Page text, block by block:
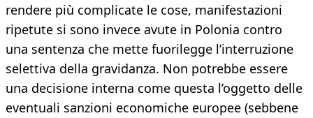
rendere più complicate le cose, manifestazioni
ripetute si sono invece avute in Polonia contro
una sentenza che mette fuorilegge l’interruzione
selettiva della gravidanza. Non potrebbe essere
una decisione interna come questa l’oggetto delle
eventuali sanzioni economiche europee (sebbene